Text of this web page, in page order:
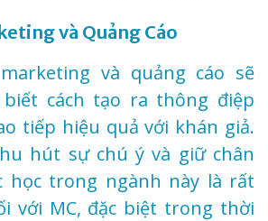
và Quảng Cáo
và quảng cáo sẽ
cách tạo ra thông điệp
tiếp hiệu quả với khán giả.
hút sự chú ý và giữ chân
học trong ngành này là rất
với MC, đặc biệt trong thời